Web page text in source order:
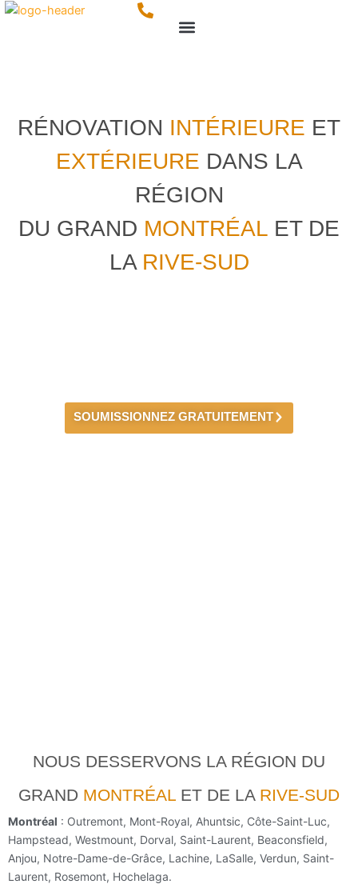
Aller
Menu
RÉNOVATION INTÉRIEURE ET
EXTÉRIEURE DANS LA
RÉGION
DU GRAND MONTRÉAL ET DE
LA RIVE-SUD
SOUMISSIONNEZ GRATUITEMENT
NOUS DESSERVONS LA RÉGION DU
GRAND MONTRÉAL ET DE LA RIVE-SUD
Montréal : Outremont, Mont-Royal, Ahuntsic, Côte-Saint-Luc,
Hampstead, Westmount, Dorval, Saint-Laurent, Beaconsfield,
Anjou, Notre-Dame-de-Grâce, Lachine, LaSalle, Verdun, Saint-
Laurent, Rosemont, Hochelaga.